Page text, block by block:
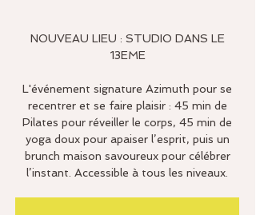
NOUVEAU LIEU : STUDIO DANS LE
13EME
L'événement signature Azimuth pour se
recentrer et se faire plaisir : 45 min de
Pilates pour réveiller le corps, 45 min de
yoga doux pour apaiser l’esprit, puis un
brunch maison savoureux pour célébrer
l’instant. Accessible à tous les niveaux.